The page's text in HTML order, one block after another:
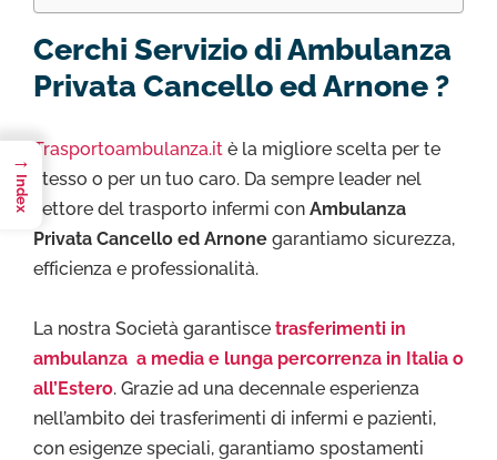
Cerchi Servizio di Ambulanza
Privata Cancello ed Arnone ?
Trasportoambulanza.it è la migliore scelta per te
stesso o per un tuo caro. Da sempre leader nel
settore del trasporto infermi con Ambulanza
Privata Cancello ed Arnone garantiamo sicurezza,
efficienza e professionalità.
La nostra Società garantisce trasferimenti in
ambulanza a media e lunga percorrenza in Italia o
all’Estero. Grazie ad una decennale esperienza
nell’ambito dei trasferimenti di infermi e pazienti,
con esigenze speciali, garantiamo spostamenti
→
Index